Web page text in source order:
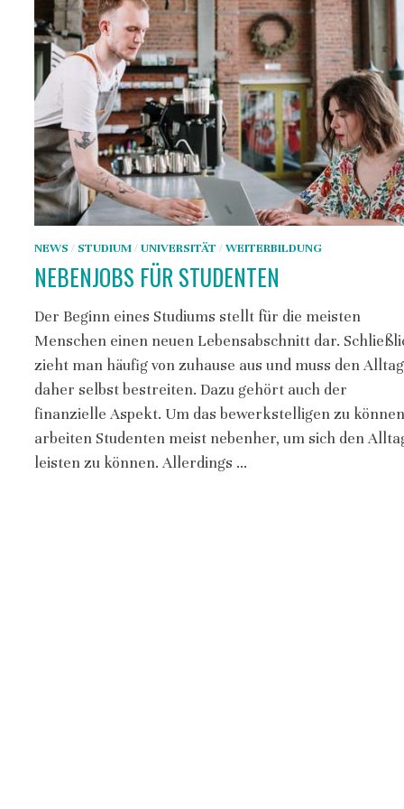
NEWS / STUDIUM/UNIVERSITÄT /WEITERBILDUNG
NEBENJOBS FÜR STUDENTEN
Der Beginn eines Studiums stellt für die meisten
Menschen einen neuen Lebensabschnitt dar.
zieht man häufig von zuhause aus und muss den Alltag
daher selbst bestreiten. Dazu gehört auch der
finanzielle Aspekt. Um das bewerkstelligen zu
arbeiten Studenten meist nebenher, um sich den
leisten zu können. Allerdings …